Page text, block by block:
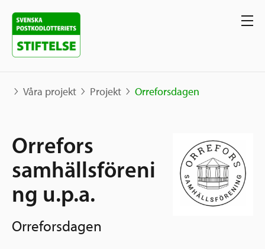
Karta
Berättelser
Våra stöd
Sverige och övriga världen
Grannskapsinitiativet
Sök stöd
Våra projekt Projekt Orreforsdagen
Orrefors
samhällsföreni
ng u.p.a.
Orreforsdagen